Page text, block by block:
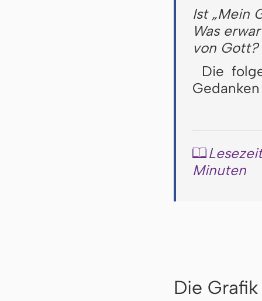
Ist „Mein
Was
von Gott?
Die
📖
Minuten
Die Grafik